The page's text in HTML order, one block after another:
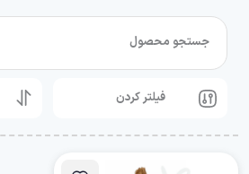
جستجو محصول
فیلتر کردن